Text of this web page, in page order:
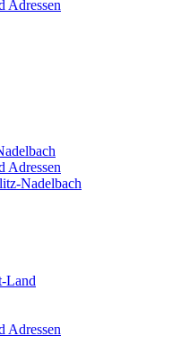
Adressen
Adressen
Nadelbach
Land
Adressen